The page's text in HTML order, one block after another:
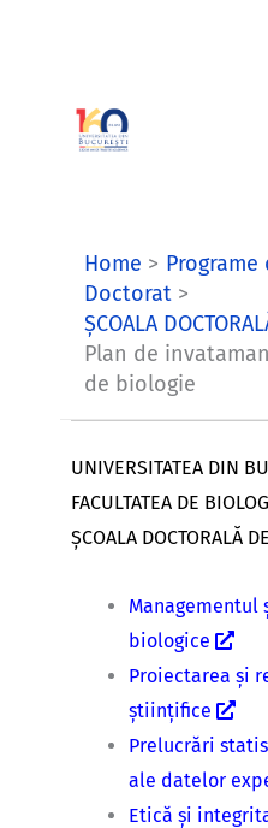
Home
Doctorat
ȘCOALA
Plan de
de biologie
UNIVERSITATEA DIN
FACULTATEA DE
ŞCOALA DOCTORALĂ
biologice
Proiectarea și
științifice
Prelucrări
ale datelor
Etică și